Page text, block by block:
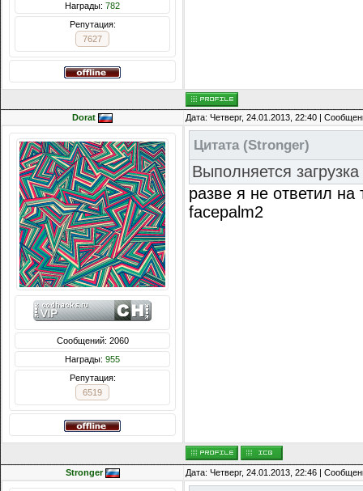
Награды: 782
Репутация:
7627
Dorat Дата: Четверг, 24.01.2013, 22:40 |
Сообщений: 2060
Награды: 955
Репутация:
6519
Цитата(Stronger)
Выполняется
разве я не ответил на
facepalm2
Stronger Дата: Четверг, 24.01.2013, 22:46 |